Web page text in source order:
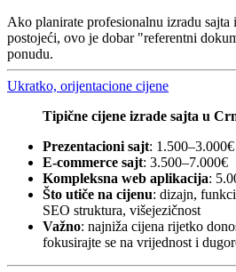
Ako planirate profesionalnu izradu
postojeći, ovo je dobar "referentni
ponudu.
Ukratko, orijentacione cijene
Tipične cijene izrade sajta u
Prezentacioni sajt: 1.500–3.000€
E-commerce sajt: 3.500–7.000€
Kompleksna web aplikacija:
Što utiče na cijenu: dizajn,
SEO struktura, višejezičnost
Važno: najniža cijena rijetko
fokusirajte se na vrijednost i